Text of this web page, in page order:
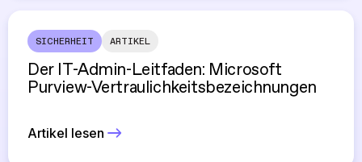
SICHERHEIT ARTIKEL
Der IT-Admin-Leitfaden: Microsoft
Purview-Vertraulichkeitsbezeichnungen
Artikel lesen